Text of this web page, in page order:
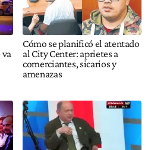
Cómo se planificó el atentado
al City Center: aprietes a
comerciantes, sicarios y
amenazas